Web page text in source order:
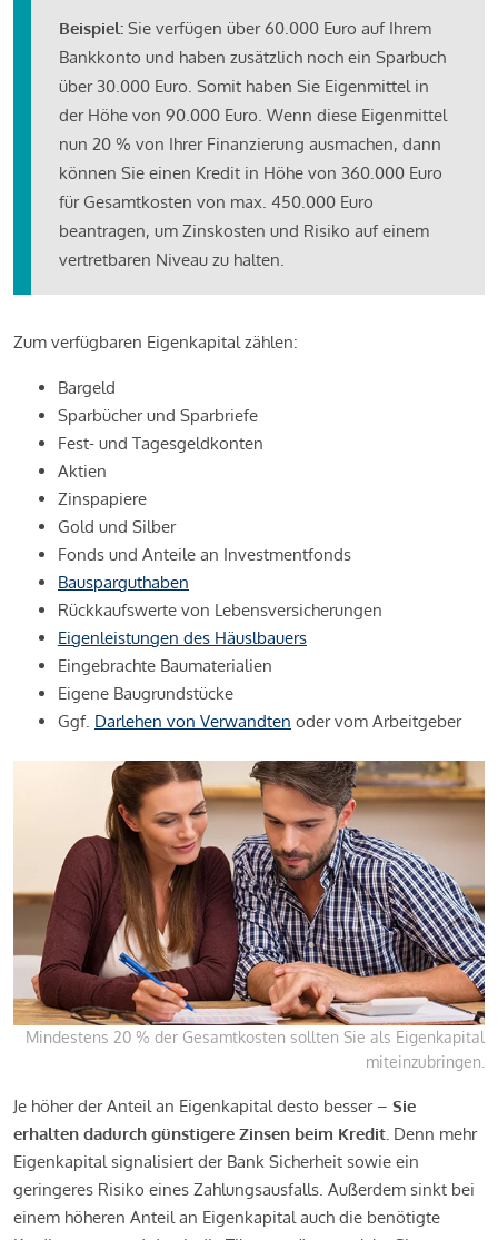
Beispiel: Sie verfügen über 60.000 Euro auf Ihrem
Bankkonto und haben zusätzlich noch ein Sparbuch
über 30.000 Euro. Somit haben Sie Eigenmittel in
der Höhe von 90.000 Euro. Wenn diese Eigenmittel
nun 20 % von Ihrer Finanzierung ausmachen, dann
können Sie einen Kredit in Höhe von 360.000 Euro
für Gesamtkosten von max. 450.000 Euro
beantragen, um Zinskosten und Risiko auf einem
vertretbaren Niveau zu halten.
Zum verfügbaren Eigenkapital zählen:
Bargeld
Sparbücher und Sparbriefe
Fest- und Tagesgeldkonten
Aktien
Zinspapiere
Gold und Silber
Fonds und Anteile an Investmentfonds
Bausparguthaben
Rückkaufswerte von Lebensversicherungen
Eigenleistungen des Häuslbauers
Eingebrachte Baumaterialien
Eigene Baugrundstücke
Ggf. Darlehen von Verwandten oder vom Arbeitgeber
Mindestens 20 % der Gesamtkosten sollten Sie als Eigenkapital
miteinzubringen.
Je höher der Anteil an Eigenkapital desto besser – Sie
erhalten dadurch günstigere Zinsen beim Kredit. Denn mehr
Eigenkapital signalisiert der Bank Sicherheit sowie ein
geringeres Risiko eines Zahlungsausfalls. Außerdem sinkt bei
einem höheren Anteil an Eigenkapital auch die benötigte